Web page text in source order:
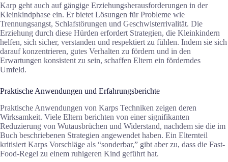
Karp geht auch auf gängige Erziehungsherausforderungen in der
Kleinkindphase ein. Er bietet Lösungen für Probleme wie
Trennungsangst, Schlafstörungen und Geschwisterrivalität. Die
Erziehung durch diese Hürden erfordert Strategien, die Kleinkindern
helfen, sich sicher, verstanden und respektiert zu fühlen. Indem sie sich
darauf konzentrieren, gutes Verhalten zu fördern und in den
Erwartungen konsistent zu sein, schaffen Eltern ein förderndes
Umfeld.
Praktische Anwendungen und Erfahrungsberichte
Praktische Anwendungen von Karps Techniken zeigen deren
Wirksamkeit. Viele Eltern berichten von einer signifikanten
Reduzierung von Wutausbrüchen und Widerstand, nachdem sie die im
Buch beschriebenen Strategien angewendet haben. Ein Elternteil
kritisiert Karps Vorschläge als “sonderbar,” gibt aber zu, dass die Fast-
Food-Regel zu einem ruhigeren Kind geführt hat.